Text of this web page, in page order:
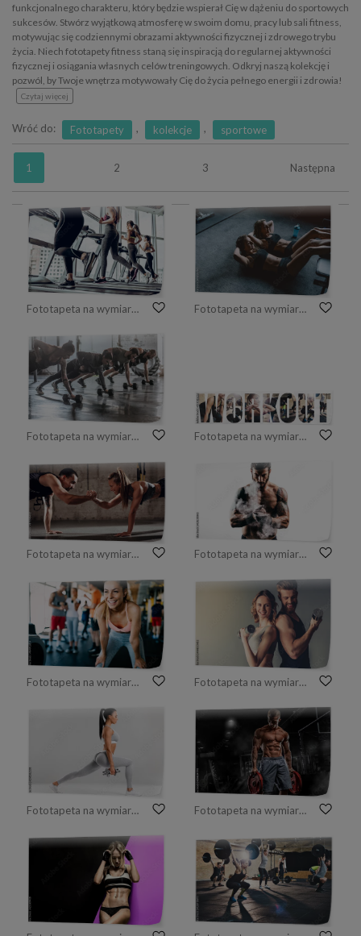
funkcjonalnego charakteru, który będzie wspierał Cię w dążeniu do sportowych
sukcesów. Stwórz wyjątkową atmosferę w swoim domu, pracy lub sali fitness,
motywując się codziennymi obrazami aktywności fizycznej i zdrowego trybu
życia. Niech fototapety fitness staną się inspiracją do regularnej aktywności
fizycznej i osiągania własnych celów treningowych. Odkryj naszą kolekcję i
pozwól, by Twoje wnętrza motywowały Cię do życia pełnego energii i zdrowia!
Czytaj więcej
Wróć do: Fototapety , kolekcje , sportowe
1 2 3 Następna
Fototapeta na wymiar Boczny widok młode piękne kobiety patrzeje oddalony podczas gdy biegający na karuzeli przy gym Fototapeta na wymiar sport razem
Fototapeta na wymiar Ludzie z treningu Crossfit Fototapeta na wymiar Kolaż sprawny kobieta poćwiczyć na siłowni
Fototapeta na wymiar Sprawny i silny Fototapeta na wymiar Człowiek fitness
Fototapeta na wymiar Kobieta w siłowni Fototapeta na wymiar Piękna młoda para sportowa
Fototapeta na wymiar Fitness kobieta robi rzuca ćwiczenia na trening mięśni nóg. Aktywna dziewczyna robi ćwiczeniu lonży z przodu do przodu jeden krok nogi, na szarym tle Fototapeta na wymiar Młody mężczyzna sportowiec kulturysta pozowanie i ćwiczenia sportowe w siłowni